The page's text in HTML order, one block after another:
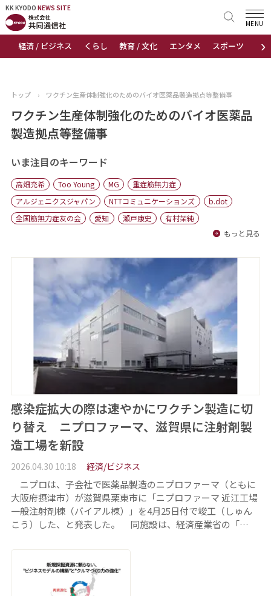
KK KYODO NEWS SITE
›
経済 / ビジネス くらし 教育 / 文化 エンタメ スポーツ 地域
MENU
KK KYODONEWS SITE
トップページ
ニュース
おすすめコンテンツ
会社概要
トップ › ワクチン生産体制強化のためのバイオ医薬品製造拠点等整備事
ワクチン生産体制強化のためのバイオ医薬品
製造拠点等整備事
いま注目のキーワード
高畑充希 Too Young MG
重症筋無力症
アルジェニクスジャパン
NTTコミュニケーションズ
b.dot
全国筋無力症友の会
愛知 瀬戸康史
有村架純
もっと見る
感染症拡大の際は速やかにワクチン製造に切
り替え ニプロファーマ、滋賀県に注射剤製
造工場を新設
2026.04.30 10:18 経済/ビジネス
ニプロは、子会社で医薬品製造のニプロファーマ（ともに
大阪府摂津市）が滋賀県栗東市に「ニプロファーマ 近江工場
一般注射剤棟（バイアル棟）」を4月25日付で竣工（しゅん
こう）した、と発表した。 同施設は、経済産業省の「…